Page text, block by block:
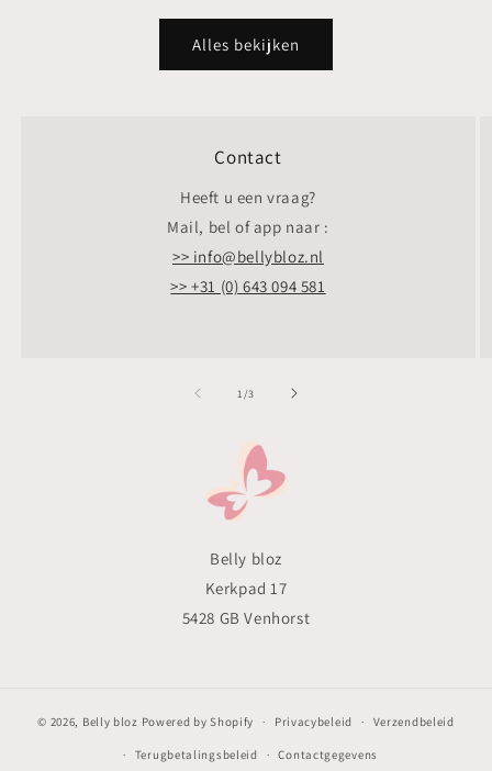
Alles bekijken
Contact
Heeft u een vraag?
Mail, bel of app naar :
>> info@bellybloz.nl
>> +31 (0) 643 094 581
1 /van
3
Belly bloz
Kerkpad 17
5428 GB Venhorst
© 2026, Belly bloz Powered by Shopify Privacybeleid Verzendbeleid
Terugbetalingsbeleid Contactgegevens